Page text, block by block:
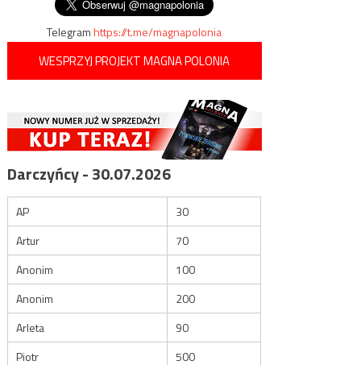
Telegramhttps://t.me/magnapolonia
WESPRZYJ PROJEKT MAGNA POLONIA
Darczyńcy - 30.07.2026
AP
30
Artur
70
Anonim
100
Anonim
200
Arleta
90
Piotr
500